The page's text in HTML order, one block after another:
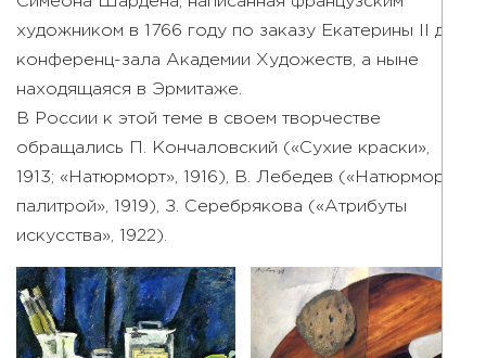
художником в 1766 году по заказу Екатерины II для
конференц-зала Академии Художеств, а ныне
находящаяся в Эрмитаже.
В России к этой теме в своем творчестве
обращались П. Кончаловский («Сухие краски»,
1913; «Натюрморт», 1916), В. Лебедев («Натюрморт с
палитрой», 1919), З. Серебрякова («Атрибуты
искусства», 1922).